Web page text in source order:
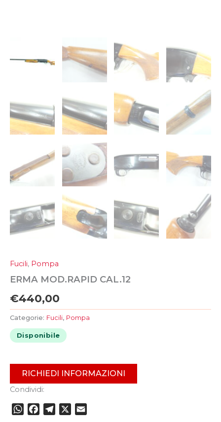
Fucili, Pompa
ERMA MOD.RAPID CAL.12
€440,00
Categorie: Fucili, Pompa
Disponibile
RICHIEDI INFORMAZIONI
Condividi:
WhatsApp
Facebook
Telegram